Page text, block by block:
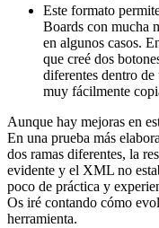
Este formato
Boards con mucha
en algunos casos.
que creé dos
diferentes dentro
muy fácilmente
Aunque hay mejoras en
En una prueba más
dos ramas diferentes, la
evidente y el XML no
poco de práctica y
Os iré contando cómo
herramienta.